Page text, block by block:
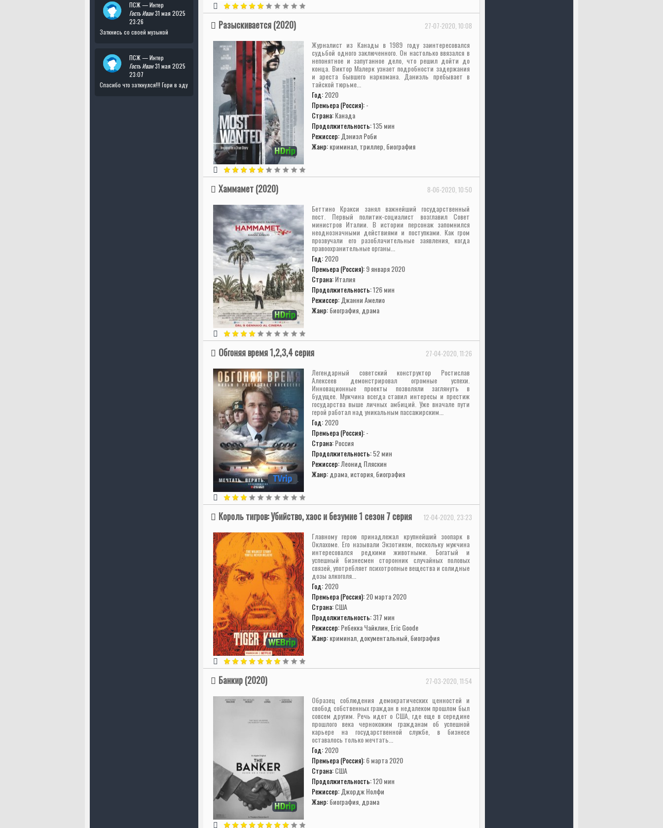
ПСЖ — Интер
Гость Иван31 мая 2025
23:26
Заткнись со своей музыкой
ПСЖ — Интер
Гость Иван31 мая 2025
23:07
Спасибо что заткнулся!!! Гори в аду
Разыскивается (2020) 27-07-2020, 10:08
Журналист из Канады в 1989 году заинтересовался
судьбой одного заключенного. Он настолько ввязался в
непонятное и запутанное дело, что решил дойти до
конца. Виктор Малерк узнает подробности задержания
и ареста бывшего наркомана. Даниэль пребывает в
тайской тюрьме...
Год:2020
Премьера (Россия):-
Страна:Канада
Продолжительность:135 мин
Режиссер: Дэниэл Роби
Жанр:криминал, триллер, биография
Хаммамет (2020) 8-06-2020, 10:50
Беттино Кракси занял важнейший государственный
пост. Первый политик-социалист возглавил Совет
министров Италии. В истории персонаж запомнился
неоднозначными действиями и поступками. Как гром
прозвучали его разоблачительные заявления, когда
правоохранительные органы...
Год:2020
Премьера (Россия):9 января 2020
Страна:Италия
Продолжительность:126 мин
Режиссер: Джанни Амелио
Жанр:биография, драма
Обгоняя время 1,2,3,4 серия 27-04-2020, 11:26
Легендарный советский конструктор Ростислав
Алексеев демонстрировал огромные успехи.
Инновационные проекты позволяли заглянуть в
будущее. Мужчина всегда ставил интересы и престиж
государства выше личных амбиций. Уже вначале пути
герой работал над уникальным пассажирским...
Год:2020
Премьера (Россия):-
Страна:Россия
Продолжительность:52 мин
Режиссер:Леонид Пляскин
Жанр:драма, история, биография
Король тигров: Убийство, хаос и безумие 1 сезон 7 серия 12-04-2020, 23:23
Главному герою принадлежал крупнейший зоопарк в
Оклахоме. Его называли Экзотиком, поскольку мужчина
интересовался редкими животными. Богатый и
успешный бизнесмен сторонник случайных половых
связей, употребляет психотропные вещества и солидные
дозы алкоголя...
Год:2020
Премьера (Россия):20 марта 2020
Страна:США
Продолжительность:317 мин
Режиссер:Ребекка Чайклин, Eric Goode
Жанр:криминал, документальный, биография
Банкир (2020) 27-03-2020, 11:54
Образец соблюдения демократических ценностей и
свобод собственных граждан в недалеком прошлом был
совсем другим. Речь идет о США, где еще в середине
прошлого века чернокожим гражданам об успешной
карьере на государственной службе, в бизнесе
оставалось только мечтать...
Год:2020
Премьера (Россия):6 марта 2020
Страна:США
Продолжительность:120 мин
Режиссер: Джордж Нолфи
Жанр:биография, драма